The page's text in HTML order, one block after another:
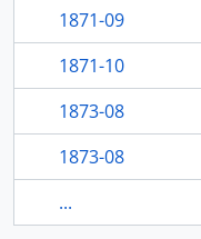
1871-09
1871-10
1873-08
1873-08
...